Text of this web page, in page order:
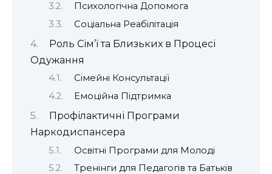
Психологічна Допомога
Соціальна Реабілітація
Роль Сім’ї та Близьких в Процесі
Одужання
Сімейні Консультації
Емоційна Підтримка
Профілактичні Програми
Наркодиспансера
Освітні Програми для Молоді
Тренінги для Педагогів та Батьків